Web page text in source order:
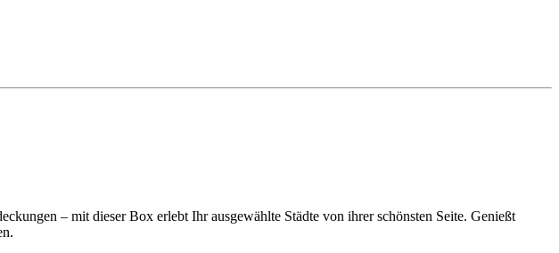
– mit dieser Box erlebt Ihr ausgewählte Städte von ihrer schönsten Seite. Genießt